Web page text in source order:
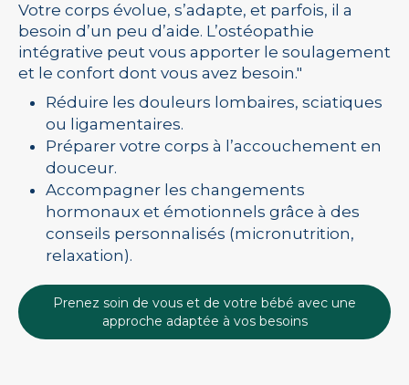
Votre corps évolue, s’adapte, et parfois, il a
besoin d’un peu d’aide. L’ostéopathie
intégrative peut vous apporter le soulagement
et le confort dont vous avez besoin."
Réduire les douleurs lombaires, sciatiques
ou ligamentaires.
Préparer votre corps à l’accouchement en
douceur.
Accompagner les changements
hormonaux et émotionnels grâce à des
conseils personnalisés (micronutrition,
relaxation).
Prenez soin de vous et de votre bébé avec une
approche adaptée à vos besoins